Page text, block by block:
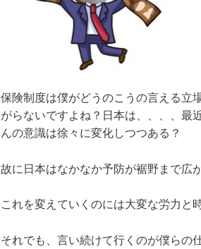
保険制度は僕がどうのこうの言える立
がらないですよね？日本は、、、、最
んの意識は徐々に変化しつつある？
故に日本はなかなか予防が裾野まで広
これを変えていくのには大変な労力と
それでも、言い続けて行くのが僕らの